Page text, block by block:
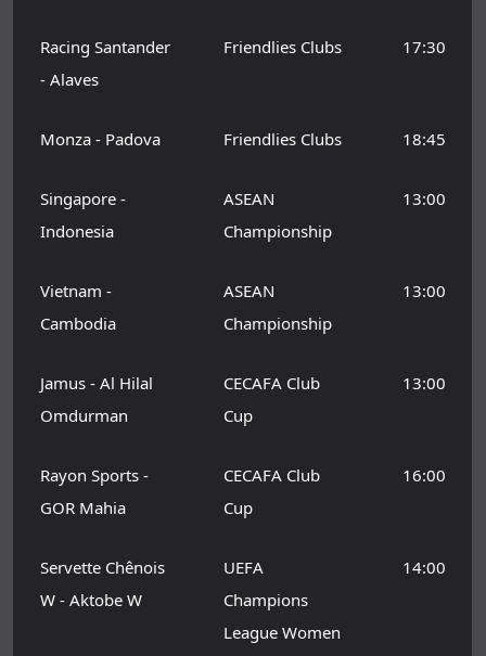
Racing Santander
- Alaves
Friendlies Clubs 17:30
Monza - Padova Friendlies Clubs 18:45
Singapore -
Indonesia
ASEAN
Championship
13:00
Vietnam -
Cambodia
ASEAN
Championship
13:00
Jamus - Al Hilal
Omdurman
CECAFA Club
Cup
13:00
Rayon Sports -
GOR Mahia
CECAFA Club
Cup
16:00
Servette Chênois
W - Aktobe W
UEFA
Champions
League Women
14:00